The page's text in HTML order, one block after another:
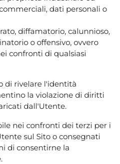
dati personali o
diffamatorio, calunnioso,
o offensivo, ovvero
confronti di qualsiasi
di rivelare l'identità
la violazione di diritti
dall'Utente.
nei confronti dei terzi per i
sul Sito o consegnati
di consentirne la